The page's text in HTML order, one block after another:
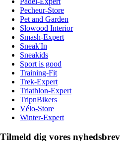
Pecheur-Store
Pet and Garden
Slowood Interior
Smash-Expert
Sneak'In
Sneakids
Sport is good
Training-Fit
Trek-Expert
Triathlon-Expert
TripnBikers
Vélo-Store
Winter-Expert
Tilmeld dig vores nyhedsbrev